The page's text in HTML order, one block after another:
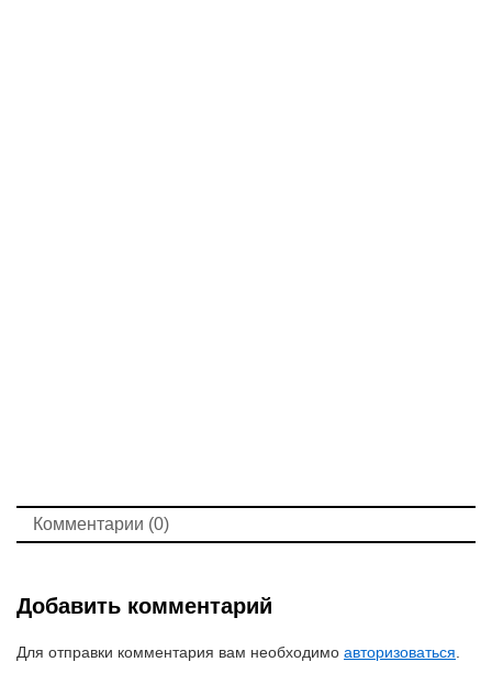
Комментарии (0)
Добавить комментарий
Для отправки комментария вам необходимо авторизоваться.